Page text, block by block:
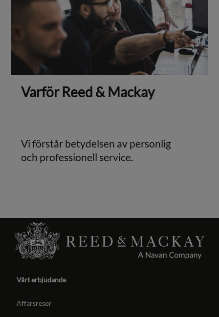
Varför Reed & Mackay
Vi förstår betydelsen av personlig
och professionell service.
Vårt erbjudande
Affärsresor